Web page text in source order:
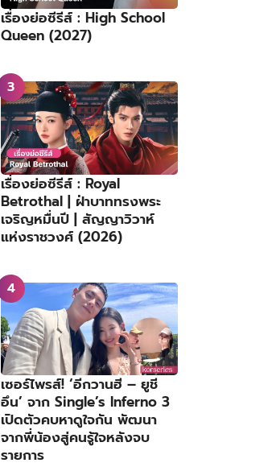
เรื่องย่อซีรีส์ : High School
Queen (2027)
เรื่องย่อซีรีส์ : Royal
Betrothal | ฝ่าบาททรงพระ
เจริญหมื่นปี | สัญญาวิวาห์
แห่งราชวงศ์ (2026)
เซอร์ไพรส์! ‘อีกวานฮี – ยูชี
อึน’ จาก Single’s Inferno 3
เปิดตัวคบหาดูใจกัน พัฒนา
จากพี่น้องสู่คนรู้ใจหลังจบ
รายการ